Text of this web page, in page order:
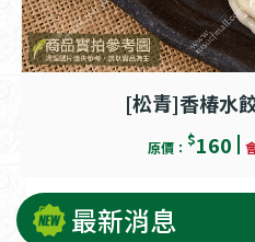
[松青]香椿水
原價： $160
最新消息